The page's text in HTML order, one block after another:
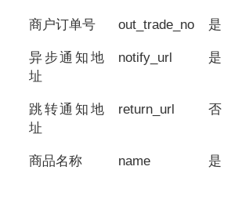
商户订单号 out_trade_no 是
异步通知地
址
notify_url 是
跳转通知地
址
return_url 否
商品名称 name 是